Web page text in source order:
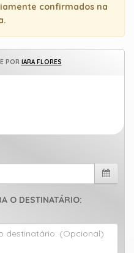
confirmados na
POR IARA FLORES
O DESTINATÁRIO: